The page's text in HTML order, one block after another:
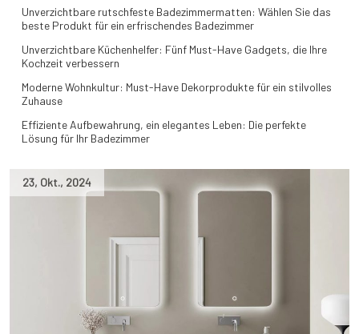
23, Okt., 2024
Unverzichtbare rutschfeste Badezimmermatten: Wählen Sie das
beste Produkt für ein erfrischendes Badezimmer
Unverzichtbare Küchenhelfer: Fünf Must-Have Gadgets, die Ihre
Kochzeit verbessern
Moderne Wohnkultur: Must-Have Dekorprodukte für ein stilvolles
Zuhause
Effiziente Aufbewahrung, ein elegantes Leben: Die perfekte
Lösung für Ihr Badezimmer